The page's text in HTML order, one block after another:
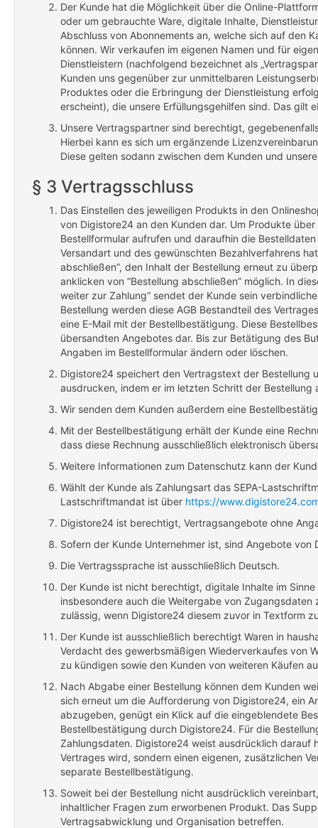
Der Kunde hat die Möglichkeit über die Online-
oder um gebrauchte Ware, digitale Inhalte,
Abschluss von Abonnements an, welche sich auf den
können. Wir verkaufen im eigenen Namen und für
Dienstleistern (nachfolgend bezeichnet als
Kunden uns gegenüber zur unmittelbaren
Produktes oder die Erbringung der Dienstleistung
erscheint), die unsere Erfüllungsgehilfen sind. Das gilt
Unsere Vertragspartner sind berechtigt,
Hierbei kann es sich um ergänzende
Diese gelten sodann zwischen dem Kunden und
§ 3 Vertragsschluss
Das Einstellen des jeweiligen Produkts in den
von Digistore24 an den Kunden dar. Um Produkte
Bestellformular aufrufen und daraufhin die
Versandart und des gewünschten Bezahlverfahrens
abschließen”, den Inhalt der Bestellung erneut zu
anklicken von “Bestellung abschließen” möglich. In
weiter zur Zahlung“ sendet der Kunde sein
Bestellung werden diese AGB Bestandteil des
eine E-Mail mit der Bestellbestätigung. Diese
übersandten Angebotes dar. Bis zur Betätigung des
Angaben im Bestellformular ändern oder löschen.
Digistore24 speichert den Vertragstext der Bestellung
ausdrucken, indem er im letzten Schritt der Bestellung
Wir senden dem Kunden außerdem eine
Mit der Bestellbestätigung erhält der Kunde eine
dass diese Rechnung ausschließlich elektronisch
Weitere Informationen zum Datenschutz kann der
Wählt der Kunde als Zahlungsart das SEPA-
Lastschriftmandat ist über https://
Digistore24 ist berechtigt, Vertragsangebote ohne
Sofern der Kunde Unternehmer ist, sind Angebote
Die Vertragssprache ist ausschließlich Deutsch.
Der Kunde ist nicht berechtigt, digitale Inhalte im
insbesondere auch die Weitergabe von
zulässig, wenn Digistore24 diesem zuvor in Textform
Der Kunde ist ausschließlich berechtigt Waren in
Verdacht des gewerbsmäßigen Wiederverkaufes von
zu kündigen sowie den Kunden von weiteren Käufen
Nach Abgabe einer Bestellung können dem Kunden
sich erneut um die Aufforderung von Digistore24, ein
abzugeben, genügt ein Klick auf die eingeblendete
Bestellbestätigung durch Digistore24. Für die
Zahlungsdaten. Digistore24 weist ausdrücklich darauf
Vertrages wird, sondern einen eigenen, zusätzlichen
separate Bestellbestätigung.
Soweit bei der Bestellung nicht ausdrücklich
inhaltlicher Fragen zum erworbenen Produkt. Das
Vertragsabwicklung und Organisation betreffen.